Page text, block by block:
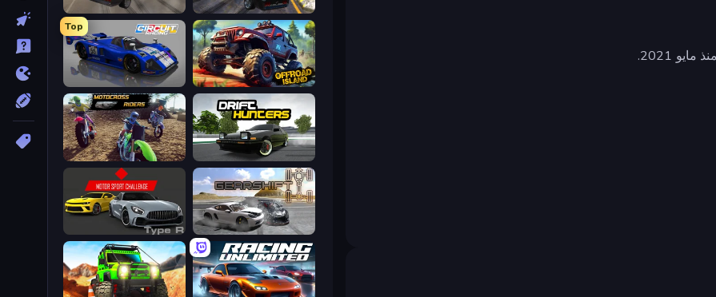
Burnout Drift 2: Hilltop
Burnout Drift
Offroad Island
Top
Circuit Racing
Drift Hunters
MotoCross Riders
Gearshift One